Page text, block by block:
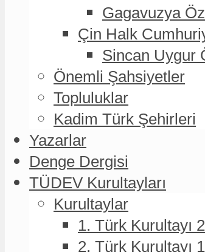
Gagavuzya
Çin Halk
Sincan Uygur
Önemli Şahsiyetler
Topluluklar
Kadim Türk Şehirleri
Yazarlar
Denge Dergisi
TÜDEV Kurultayları
Kurultaylar
1. Türk Kurultayı
2. Türk Kurultayı